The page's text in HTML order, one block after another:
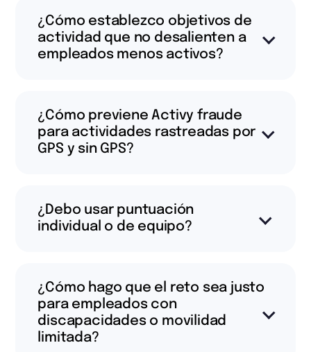
¿Cómo establezco objetivos de
actividad que no desalienten a
empleados menos activos?
¿Cómo previene Activy fraude
para actividades rastreadas por
GPS y sin GPS?
¿Debo usar puntuación
individual o de equipo?
¿Cómo hago que el reto sea justo
para empleados con
discapacidades o movilidad
limitada?